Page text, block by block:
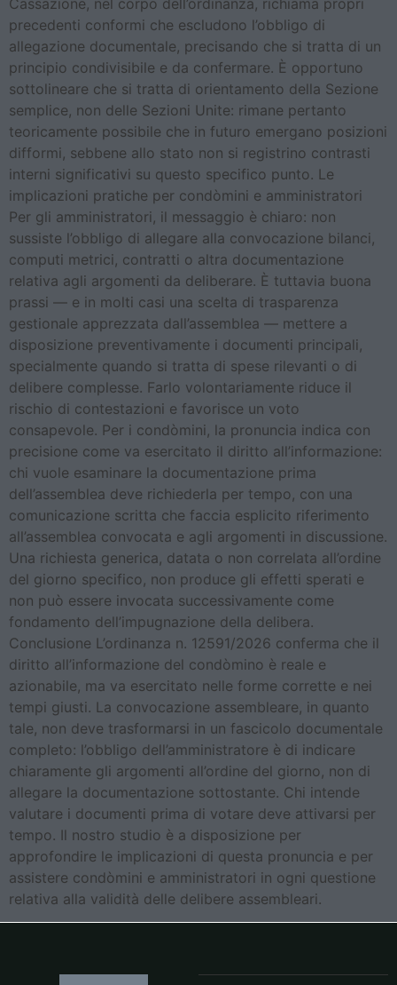
precedenti conformi che escludono l’obbligo di
allegazione documentale, precisando che si tratta di un
principio condivisibile e da confermare. È opportuno
sottolineare che si tratta di orientamento della Sezione
semplice, non delle Sezioni Unite: rimane pertanto
teoricamente possibile che in futuro emergano posizioni
difformi, sebbene allo stato non si registrino contrasti
interni significativi su questo specifico punto. Le
implicazioni pratiche per condòmini e amministratori
Per gli amministratori, il messaggio è chiaro: non
sussiste l’obbligo di allegare alla convocazione bilanci,
computi metrici, contratti o altra documentazione
relativa agli argomenti da deliberare. È tuttavia buona
prassi — e in molti casi una scelta di trasparenza
gestionale apprezzata dall’assemblea — mettere a
disposizione preventivamente i documenti principali,
specialmente quando si tratta di spese rilevanti o di
delibere complesse. Farlo volontariamente riduce il
rischio di contestazioni e favorisce un voto
consapevole. Per i condòmini, la pronuncia indica con
precisione come va esercitato il diritto all’informazione:
chi vuole esaminare la documentazione prima
dell’assemblea deve richiederla per tempo, con una
comunicazione scritta che faccia esplicito riferimento
all’assemblea convocata e agli argomenti in discussione.
Una richiesta generica, datata o non correlata all’ordine
del giorno specifico, non produce gli effetti sperati e
non può essere invocata successivamente come
fondamento dell’impugnazione della delibera.
Conclusione L’ordinanza n. 12591/2026 conferma che il
diritto all’informazione del condòmino è reale e
azionabile, ma va esercitato nelle forme corrette e nei
tempi giusti. La convocazione assembleare, in quanto
tale, non deve trasformarsi in un fascicolo documentale
completo: l’obbligo dell’amministratore è di indicare
chiaramente gli argomenti all’ordine del giorno, non di
allegare la documentazione sottostante. Chi intende
valutare i documenti prima di votare deve attivarsi per
tempo. Il nostro studio è a disposizione per
approfondire le implicazioni di questa pronuncia e per
assistere condòmini e amministratori in ogni questione
relativa alla validità delle delibere assembleari.